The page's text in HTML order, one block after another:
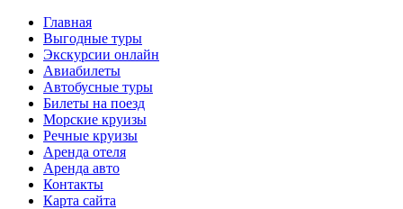
Главная
Выгодные туры
Экскурсии онлайн
Авиабилеты
Автобусные туры
Билеты на поезд
Морские круизы
Речные круизы
Аренда отеля
Аренда авто
Контакты
Карта сайта